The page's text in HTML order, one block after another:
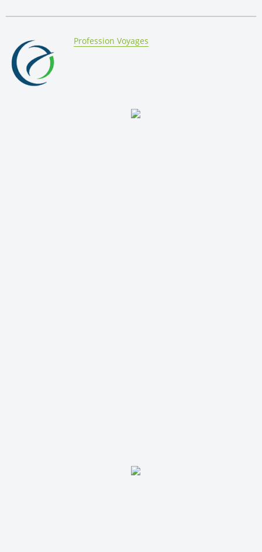
By:
Profession Voyages